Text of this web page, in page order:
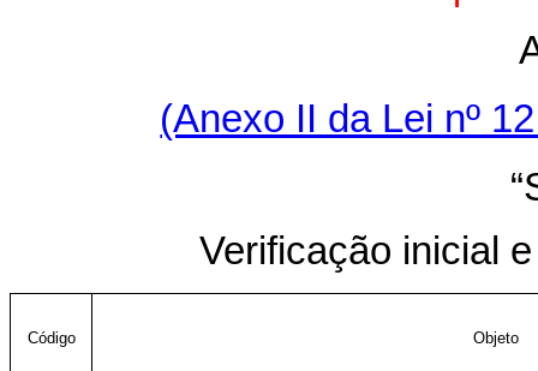
(Anexo II da Lei nº
Verificação inicial
Código Objeto